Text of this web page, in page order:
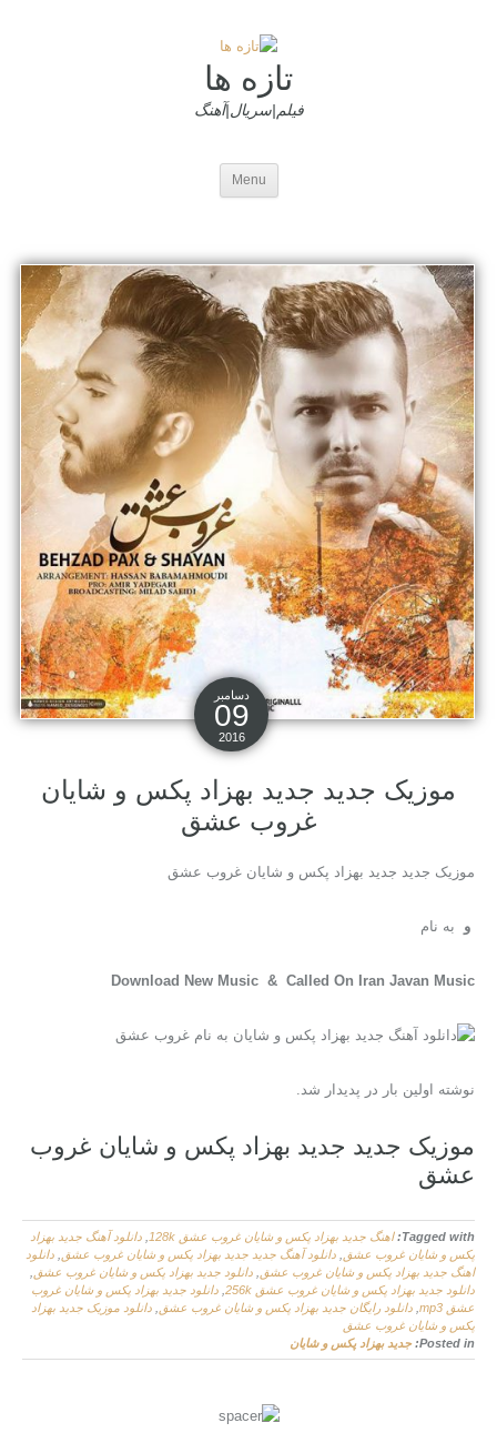
تازه ها
فیلم|سریال|آهنگ
Menu
دسامبر
09
2016
موزیک جدید جديد بهزاد پکس و شایان
غروب عشق
موزیک جدید جديد بهزاد پکس و شایان غروب عشق
و به نام
Download New Music & Called On Iran Javan Music
نوشته اولین بار در پدیدار شد.
موزیک جدید جديد بهزاد پکس و شایان غروب
عشق
Tagged with: اهنگ جديد بهزاد پکس و شایان غروب عشق 128k
دانلود آهنگ جديد بهزاد
پکس و شایان غروب عشق
دانلود آهنگ جدید جديد بهزاد پکس و شایان غروب عشق
دانلود
اهنگ جديد بهزاد پکس و شایان غروب عشق
دانلود جديد بهزاد پکس و شایان غروب عشق
دانلود جديد بهزاد پکس و شایان غروب عشق 256k
دانلود جديد بهزاد پکس و شایان غروب
عشق mp3
دانلود رایگان جديد بهزاد پکس و شایان غروب عشق
دانلود موزیک جديد بهزاد
پکس و شایان غروب عشق
Posted in: جديد بهزاد پکس و شایان